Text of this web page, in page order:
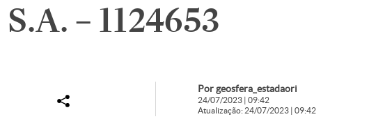
– 1124653
Por geosfera_estadaori
24/07/2023 | 09:42
Atualização: 24/07/2023 | 09:42